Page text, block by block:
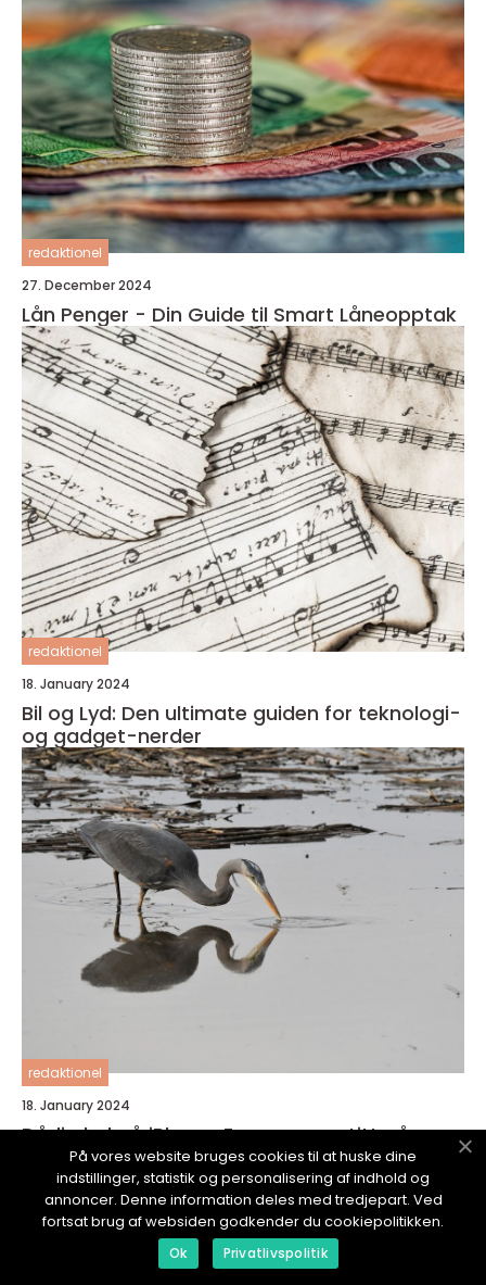
redaktionel
27. December 2024
Lån Penger - Din Guide til Smart Låneopptak
redaktionel
18. January 2024
Bil og Lyd: Den ultimate guiden for teknologi-
og gadget-nerder
redaktionel
18. January 2024
Dårlig lyd på iPhone: En nærmere titt på
årsaker, typer og historisk utvikling
På vores website bruges cookies til at huske dine
indstillinger, statistik og personalisering af indhold og
annoncer. Denne information deles med tredjepart. Ved
fortsat brug af websiden godkender du cookiepolitikken.
Ok Privatlivspolitik